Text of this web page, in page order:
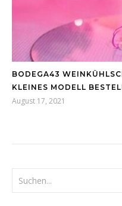
BODEGA43
KLEINES MODELL
August 17, 2021